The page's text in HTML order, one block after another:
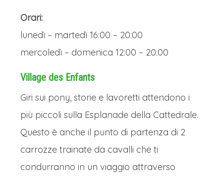
Orari:
lunedì – martedì 16:00 – 20:00
mercoledì – domenica 12:00 – 20:00
Village des Enfants
Giri sui pony, storie e lavoretti attendono i
più piccoli sulla Esplanade della Cattedrale.
Questo è anche il punto di partenza di 2
carrozze trainate da cavalli che ti
condurranno in un viaggio attraverso